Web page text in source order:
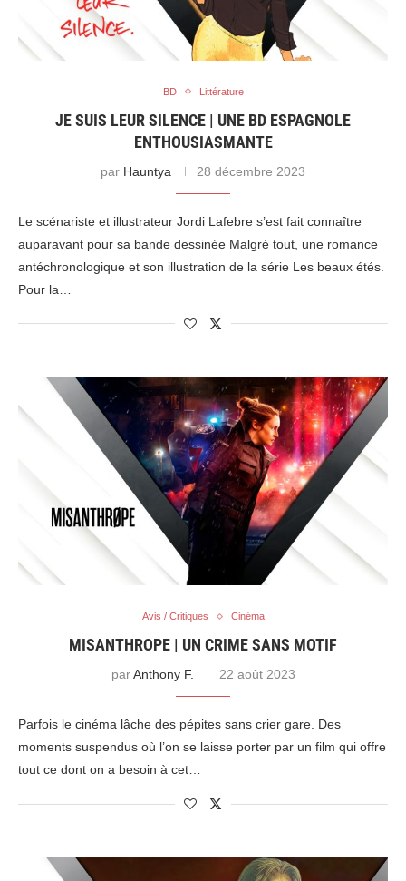
BD Littérature
JE SUIS LEUR SILENCE | UNE BD ESPAGNOLE
ENTHOUSIASMANTE
par Hauntya 28 décembre 2023
Le scénariste et illustrateur Jordi Lafebre s’est fait connaître
auparavant pour sa bande dessinée Malgré tout, une romance
antéchronologique et son illustration de la série Les beaux étés.
Pour la…
Avis / Critiques Cinéma
MISANTHROPE | UN CRIME SANS MOTIF
parAnthony F. 22 août 2023
Parfois le cinéma lâche des pépites sans crier gare. Des
moments suspendus où l’on se laisse porter par un film qui offre
tout ce dont on a besoin à cet…